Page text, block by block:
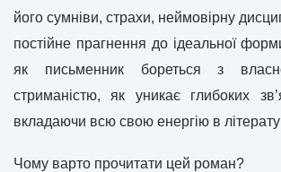
його сумніви, страхи, неймовірну
постійне прагнення до ідеальної
як письменник бореться з
стриманістю, як уникає глибоких
вкладаючи всю свою енергію в
Чому варто прочитати цей роман?